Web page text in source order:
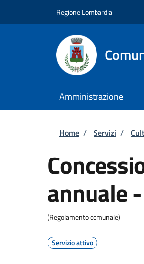
Regione Lombardia
Amministrazione
Briciole
Home / Servizi /
annuale
(Regolamento comunale)
Servizio attivo